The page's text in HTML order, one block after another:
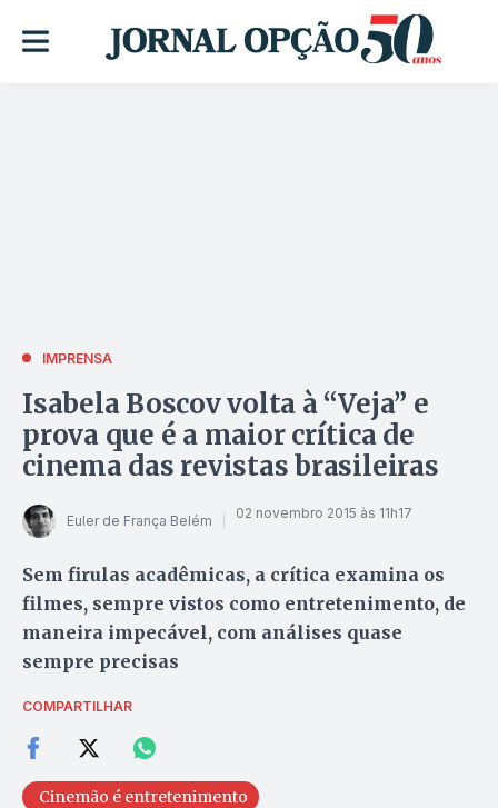
IMPRENSA
Isabela Boscov volta à “Veja” e
prova que é a maior crítica de
cinema das revistas brasileiras
Euler de França Belém 02 novembro 2015 às 11h17
Sem firulas acadêmicas, a crítica examina os
filmes, sempre vistos como entretenimento, de
maneira impecável, com análises quase
sempre precisas
COMPARTILHAR
Cinemão é entretenimento